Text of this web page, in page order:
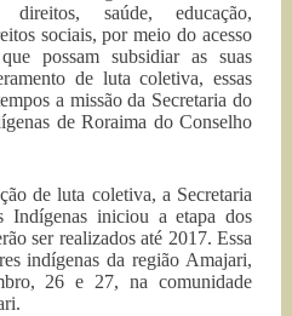
saúde, educação,
sociais, por meio do acesso
possam subsidiar as suas
de luta coletiva, essas
a missão da Secretaria do
de Roraima do Conselho
de luta coletiva, a Secretaria
Indígenas iniciou a etapa dos
ser realizados até 2017. Essa
indígenas da região Amajari,
26 e 27, na comunidade